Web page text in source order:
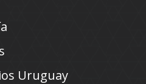
Uruguay